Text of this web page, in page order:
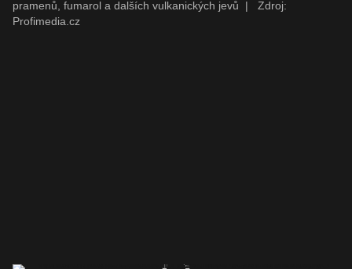
pramenů, fumarol a dalších vulkanických jevů
|
Zdroj:
Profimedia.cz